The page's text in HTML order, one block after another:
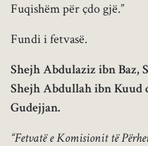
Fuqishëm për çdo gjë.”
Fundi i fetvasë.
Shejh Abdulaziz ibn
Shejh Abdullah ibn Kuud
Gudejjan.
“Fetvatë e Komisionit të